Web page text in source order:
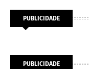
PUBLICIDADE
PUBLICIDADE